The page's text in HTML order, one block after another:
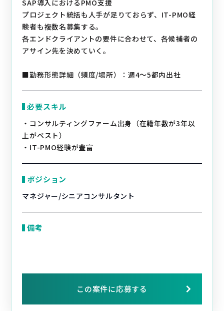
SAP導入におけるPMO支援
プロジェクト統括も人手が足りておらず、IT-PMO経
験者も複数名募集する。
各エンドクライアントの要件に合わせて、各候補者の
アサイン先を決めていく。
■勤務形態詳細（頻度/場所）：週4～5都内出社
必要スキル
・コンサルティングファーム出身（在籍年数が3年以
上がベスト）
・IT-PMO経験が豊富
ポジション
マネジャー/シニアコンサルタント
備考
この案件に応募する